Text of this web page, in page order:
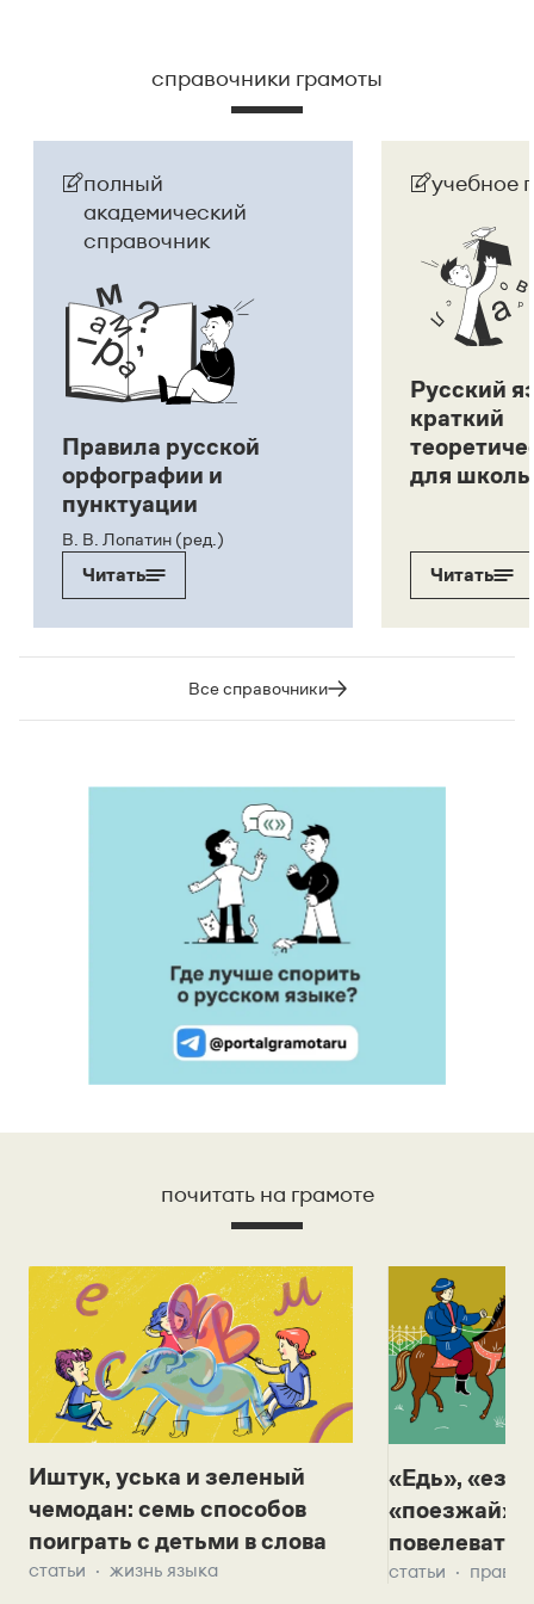
справочники грамоты
полный
академический
справочник
Правила русской
орфографии и
пунктуации
В. В. Лопатин (ред.)
Читать
учебное
Русский
краткий
для
Читать
Все справочники
почитать на грамоте
Иштук, уська и зеленый
чемодан: семь способов
поиграть с детьми в слова
статьи жизнь языка
«Едь»,
«поезжай»?
повелевать
статьи